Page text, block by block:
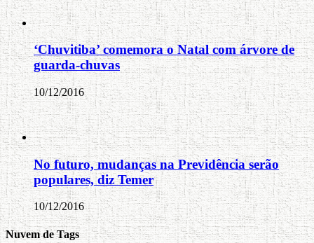
‘Chuvitiba’ comemora o Natal com árvore de
guarda-chuvas
10/12/2016
No futuro, mudanças na Previdência serão
populares, diz Temer
10/12/2016
Nuvem de Tags